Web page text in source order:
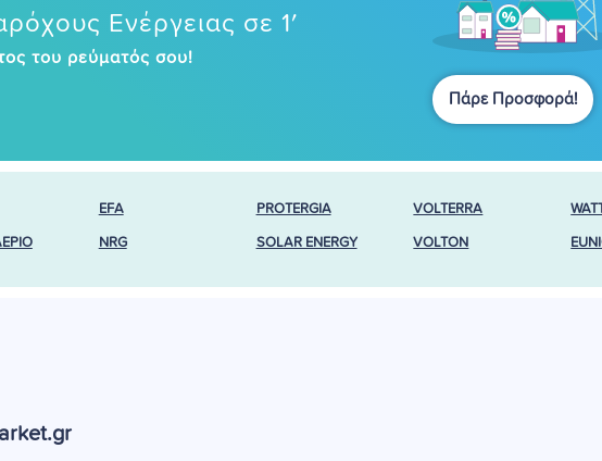
Ενέργειας σε 1′
του ρεύματός σου!
Πάρε Προσφορά!
EFA
NRG
PROTERGIA
SOLAR ENERGY
VOLTERRA
VOLTON